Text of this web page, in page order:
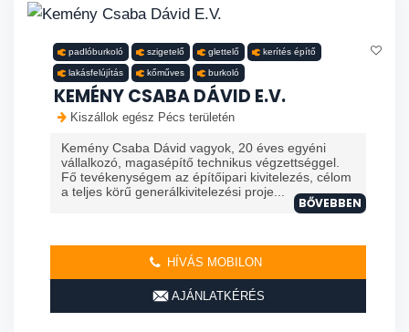
padlóburkoló szigetelő glettelő kerítés építő
lakásfelújítás kőműves burkoló
KEMÉNY CSABA DÁVID E.V.
Kiszállok egész Pécs területén
Kemény Csaba Dávid vagyok, 20 éves egyéni
vállalkozó, magasépítő technikus végzettséggel.
Fő tevékenységem az építőipari kivitelezés, célom
a teljes körű generálkivitelezési proje...
BŐVEBBEN
HÍVÁS MOBILON
AJÁNLATKÉRÉS